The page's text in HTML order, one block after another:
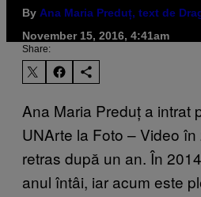
By Ana Maria Preduț, text de
November 15, 2016, 4:41am
Share:
Ana Maria Preduț a intrat
UNArte la Foto – Video
retras după un an. În
anul întâi, iar acum este